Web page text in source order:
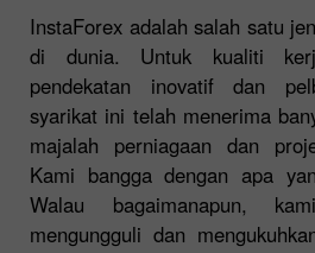
InstaForex adalah salah satu
di dunia. Untuk kualiti
pendekatan inovatif dan
syarikat ini telah menerima
majalah perniagaan dan
Kami bangga dengan apa
Walau bagaimanapun,
mengungguli dan